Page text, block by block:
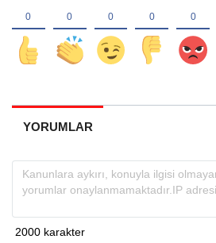
YORUMLAR